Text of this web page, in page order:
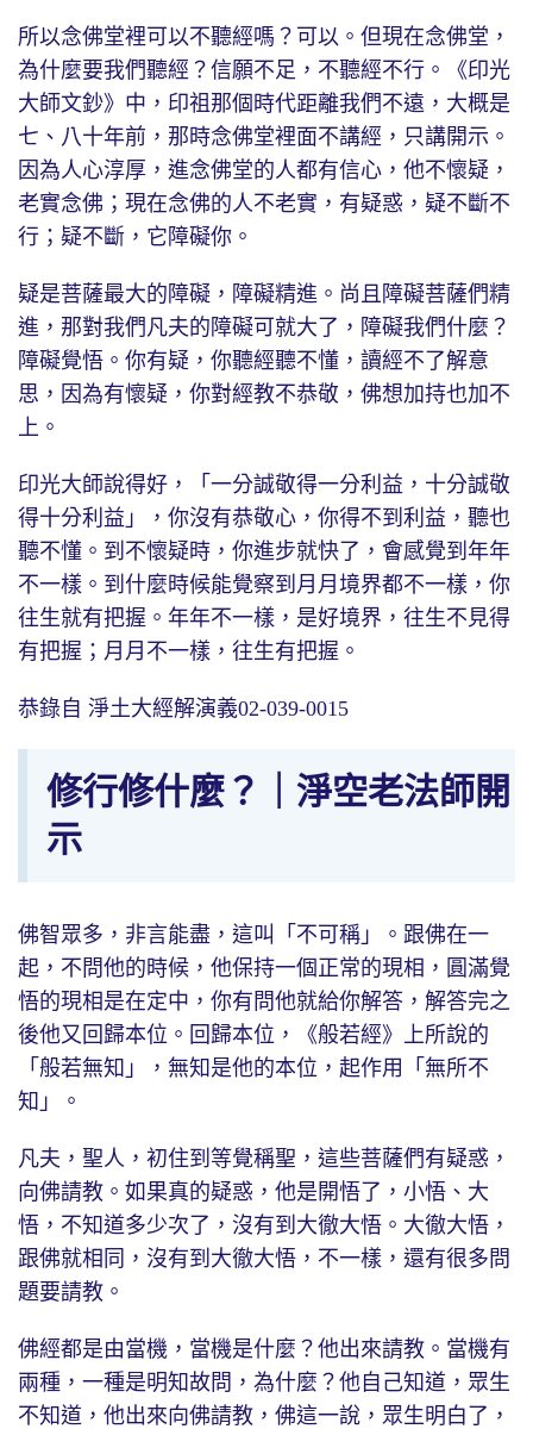
所以念佛堂裡可以不聽經嗎？可以。但現在念佛堂，
為什麼要我們聽經？信願不足，不聽經不行。《印光
大師文鈔》中，印祖那個時代距離我們不遠，大概是
七、八十年前，那時念佛堂裡面不講經，只講開示。
因為人心淳厚，進念佛堂的人都有信心，他不懷疑，
老實念佛；現在念佛的人不老實，有疑惑，疑不斷不
行；疑不斷，它障礙你。
疑是菩薩最大的障礙，障礙精進。尚且障礙菩薩們精
進，那對我們凡夫的障礙可就大了，障礙我們什麼？
障礙覺悟。你有疑，你聽經聽不懂，讀經不了解意
思，因為有懷疑，你對經教不恭敬，佛想加持也加不
上。
印光大師說得好，「一分誠敬得一分利益，十分誠敬
得十分利益」，你沒有恭敬心，你得不到利益，聽也
聽不懂。到不懷疑時，你進步就快了，會感覺到年年
不一樣。到什麼時候能覺察到月月境界都不一樣，你
往生就有把握。年年不一樣，是好境界，往生不見得
有把握；月月不一樣，往生有把握。
恭錄自 淨土大經解演義02-039-0015
修行修什麼？｜淨空老法師開
示
佛智眾多，非言能盡，這叫「不可稱」。跟佛在一
起，不問他的時候，他保持一個正常的現相，圓滿覺
悟的現相是在定中，你有問他就給你解答，解答完之
後他又回歸本位。回歸本位，《般若經》上所說的
「般若無知」，無知是他的本位，起作用「無所不
知」。
凡夫，聖人，初住到等覺稱聖，這些菩薩們有疑惑，
向佛請教。如果真的疑惑，他是開悟了，小悟、大
悟，不知道多少次了，沒有到大徹大悟。大徹大悟，
跟佛就相同，沒有到大徹大悟，不一樣，還有很多問
題要請教。
佛經都是由當機，當機是什麼？他出來請教。當機有
兩種，一種是明知故問，為什麼？他自己知道，眾生
不知道，他出來向佛請教，佛這一說，眾生明白了，